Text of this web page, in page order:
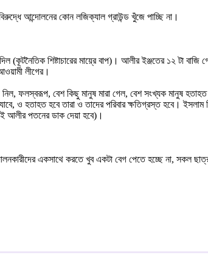
আন্দোলনের কোন লজিক্যাল গ্রাউন্ড খুঁজে পাচ্ছি না।
(কূটনৈতিক শিষ্টাচারের মায়্রে বাপ)। আলীর ইঞ্জতের ১২ টা
লীগের।
ফলস্বরূপ, বেশ কিছু মানুষ মারা গেল, বেশ সংখ্যক মানুষ
ও হতাহত হবে তারা ও তাদের পরিবার ক্ষতিগ্রস্ত হবে।
আলীর পতনের ডাক দেয়া হবে)।
একসাথে করতে খুব একটা বেগ পেতে হচ্ছে না, সকল